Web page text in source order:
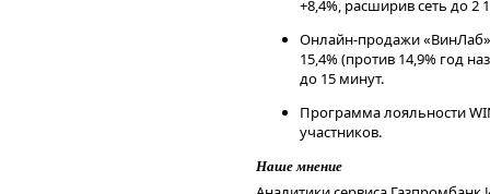
исключительно в
финансовых инструментов,
мнения, сформированного в
являются и не могут
получения дохода от
инструменты. Не является
индивидуальной
финансовых инструментов.
+8,4%, расширив сеть до 2
Онлайн-продажи
15,4% (против 14,9% год
до 15 минут.
Программа лояльности
участников.
Наше мнение